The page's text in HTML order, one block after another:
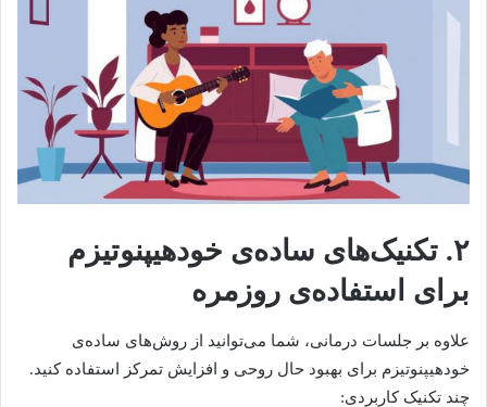
۲. تکنیک‌های ساده‌ی خودهیپنوتیزم
برای استفاده‌ی روزمره
علاوه بر جلسات درمانی، شما می‌توانید از روش‌های ساده‌ی
خودهیپنوتیزم برای بهبود حال روحی و افزایش تمرکز استفاده کنید.
چند تکنیک کاربردی: